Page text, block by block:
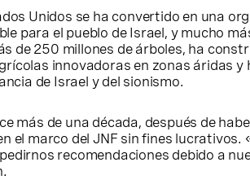
Unidos se ha convertido en una
para el pueblo de Israel, y mucho
de 250 millones de árboles, ha
innovadoras en zonas áridas y
de Israel y del sionismo.
más de una década, después de
marco del JNF sin fines
recomendaciones debido a